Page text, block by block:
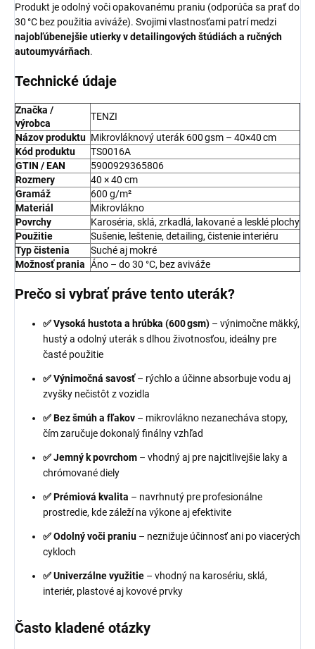
Produkt je odolný voči opakovanému praniu (odporúča sa prať do
30 °C bez použitia aviváže). Svojimi vlastnosťami patrí medzi
najobľúbenejšie utierky v detailingových štúdiách a ručných
autoumyvárňach.
Technické údaje
Značka /
výrobca
TENZI
Názov produktu Mikrovláknový uterák 600 gsm – 40×40 cm
Kód produktu
TS0016A
GTIN / EAN
5900929365806
Rozmery
40 × 40 cm
Gramáž
600 g/m²
Materiál
Mikrovlákno
Povrchy
Karoséria, sklá, zrkadlá, lakované a lesklé plochy
Použitie
Sušenie, leštenie, detailing, čistenie interiéru
Typ čistenia
Suché aj mokré
Možnosť prania Áno – do 30 °C, bez aviváže
Prečo si vybrať práve tento uterák?
✅ Vysoká hustota a hrúbka (600 gsm) – výnimočne mäkký,
hustý a odolný uterák s dlhou životnosťou, ideálny pre
časté použitie
✅ Výnimočná savosť– rýchlo a účinne absorbuje vodu aj
zvyšky nečistôt z vozidla
✅ Bez šmúh a fľakov – mikrovlákno nezanecháva stopy,
čím zaručuje dokonalý finálny vzhľad
✅ Jemný k povrchom – vhodný aj pre najcitlivejšie laky a
chrómované diely
✅ Prémiová kvalita – navrhnutý pre profesionálne
prostredie, kde záleží na výkone aj efektivite
✅ Odolný voči praniu – neznižuje účinnosť ani po viacerých
cykloch
✅ Univerzálne využitie – vhodný na karosériu, sklá,
interiér, plastové aj kovové prvky
Často kladené otázky